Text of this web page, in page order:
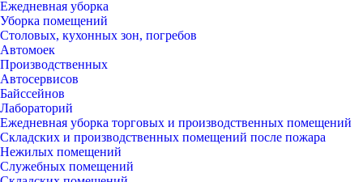
Ежедневная уборка
Уборка помещений
Столовых, кухонных зон, погребов
Автомоек
Производственных
Автосервисов
Байссейнов
Лабораторий
Ежедневная уборка торговых и производственных помещений
Складских и производственных помещений после пожара
Нежилых помещений
Служебных помещений